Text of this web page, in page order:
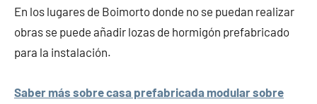
En los lugares de Boimorto donde no se puedan realizar
obras se puede añadir lozas de hormigón prefabricado
para la instalación.
Saber más sobre casa prefabricada modular sobre